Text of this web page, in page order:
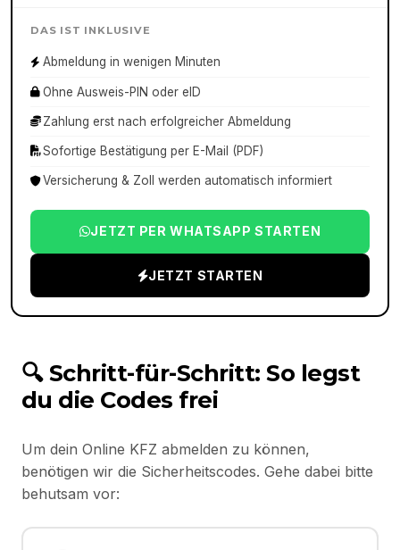
DAS IST INKLUSIVE
Abmeldung in wenigen Minuten
Ohne Ausweis-PIN oder eID
Zahlung erst nach erfolgreicher Abmeldung
Sofortige Bestätigung per E-Mail (PDF)
Versicherung & Zoll werden automatisch informiert
JETZT PER WHATSAPP STARTEN
JETZT STARTEN
🔍 Schritt-für-Schritt: So legst
du die Codes frei
Um dein Online KFZ abmelden zu können,
benötigen wir die Sicherheitscodes. Gehe dabei bitte
behutsam vor: